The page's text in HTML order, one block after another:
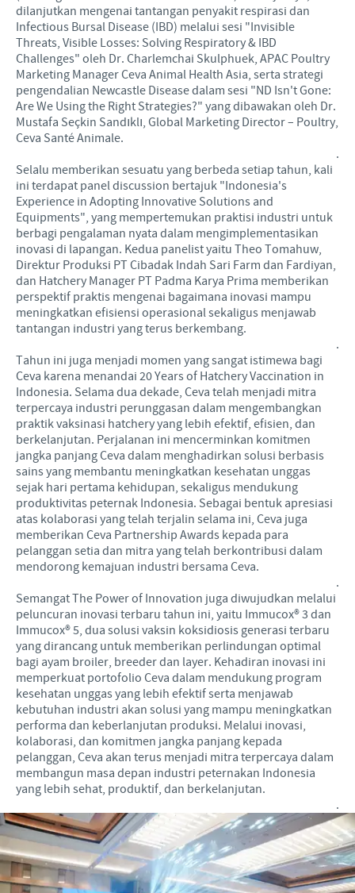
dilanjutkan mengenai tantangan penyakit respirasi dan
Infectious Bursal Disease (IBD) melalui sesi "Invisible
Threats, Visible Losses: Solving Respiratory & IBD
Challenges" oleh Dr. Charlemchai Skulphuek, APAC Poultry
Marketing Manager Ceva Animal Health Asia, serta strategi
pengendalian Newcastle Disease dalam sesi "ND Isn't Gone:
Are We Using the Right Strategies?" yang dibawakan oleh Dr.
Mustafa Seçkin Sandıklı, Global Marketing Director – Poultry,
Ceva Santé Animale.
.
Selalu memberikan sesuatu yang berbeda setiap tahun, kali
ini terdapat panel discussion bertajuk "Indonesia's
Experience in Adopting Innovative Solutions and
Equipments", yang mempertemukan praktisi industri untuk
berbagi pengalaman nyata dalam mengimplementasikan
inovasi di lapangan. Kedua panelist yaitu Theo Tomahuw,
Direktur Produksi PT Cibadak Indah Sari Farm dan Fardiyan,
dan Hatchery Manager PT Padma Karya Prima memberikan
perspektif praktis mengenai bagaimana inovasi mampu
meningkatkan efisiensi operasional sekaligus menjawab
tantangan industri yang terus berkembang.
.
Tahun ini juga menjadi momen yang sangat istimewa bagi
Ceva karena menandai 20 Years of Hatchery Vaccination in
Indonesia. Selama dua dekade, Ceva telah menjadi mitra
terpercaya industri perunggasan dalam mengembangkan
praktik vaksinasi hatchery yang lebih efektif, efisien, dan
berkelanjutan. Perjalanan ini mencerminkan komitmen
jangka panjang Ceva dalam menghadirkan solusi berbasis
sains yang membantu meningkatkan kesehatan unggas
sejak hari pertama kehidupan, sekaligus mendukung
produktivitas peternak Indonesia. Sebagai bentuk apresiasi
atas kolaborasi yang telah terjalin selama ini, Ceva juga
memberikan Ceva Partnership Awards kepada para
pelanggan setia dan mitra yang telah berkontribusi dalam
mendorong kemajuan industri bersama Ceva.
.
Semangat The Power of Innovation juga diwujudkan melalui
peluncuran inovasi terbaru tahun ini, yaitu Immucox® 3 dan
Immucox® 5, dua solusi vaksin koksidiosis generasi terbaru
yang dirancang untuk memberikan perlindungan optimal
bagi ayam broiler, breeder dan layer. Kehadiran inovasi ini
memperkuat portofolio Ceva dalam mendukung program
kesehatan unggas yang lebih efektif serta menjawab
kebutuhan industri akan solusi yang mampu meningkatkan
performa dan keberlanjutan produksi. Melalui inovasi,
kolaborasi, dan komitmen jangka panjang kepada
pelanggan, Ceva akan terus menjadi mitra terpercaya dalam
membangun masa depan industri peternakan Indonesia
yang lebih sehat, produktif, dan berkelanjutan.
.